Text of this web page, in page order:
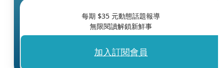
每期 $35 元動態話題報導
無限閱讀解鎖新鮮事
加入訂閱會員